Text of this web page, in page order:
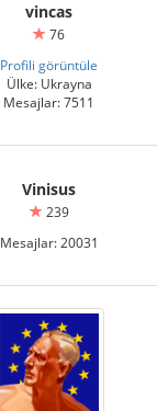
vincas
76
Profili görüntüle
Ülke: Ukrayna
Mesajlar: 7511
Vinisus
239
Mesajlar: 20031